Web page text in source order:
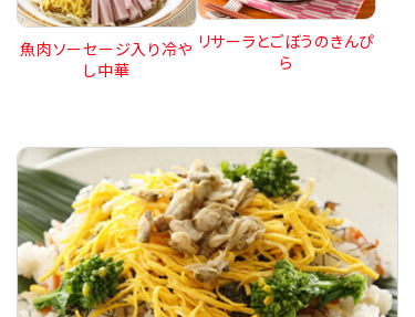
魚肉ソーセージ入り冷や
し中華
リサーラとごぼうのきんぴ
ら